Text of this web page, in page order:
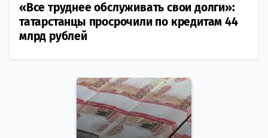
«Все труднее обслуживать свои долги»:
татарстанцы просрочили по кредитам 44
млрд рублей